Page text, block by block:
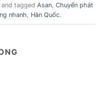
and tagged Asan, Chuyển phát
nhanh, Hàn Quốc.